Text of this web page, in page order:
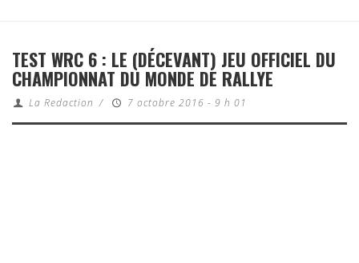
TEST WRC 6 : LE (DÉCEVANT) JEU OFFICIEL DU
CHAMPIONNAT DU MONDE DE RALLYE
La Redaction / 7 octobre 2016 - 9 h 01